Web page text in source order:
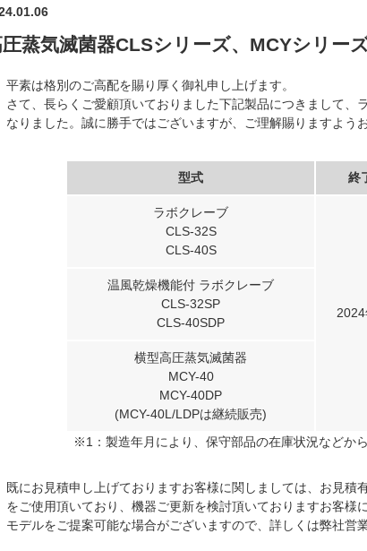
蒸気滅菌器CLSシリーズ、MCYシリー
平素は格別のご高配を賜り厚く御礼申し上げます。
さて、長らくご愛顧頂いておりました下記製品につきまして、
なりました。誠に勝手ではございますが、ご理解賜りますよう
型式 終
ラボクレーブ
CLS-32S
CLS-40S
温風乾燥機能付 ラボクレーブ
CLS-32SP
CLS-40SDP
横型高圧蒸気滅菌器
MCY-40
MCY-40DP
(MCY-40L/LDPは継続販売)
※1：製造年月により、保守部品の在庫状況などか
既にお見積申し上げておりますお客様に関しましては、お見
をご使用頂いており、機器ご更新を検討頂いておりますお客
モデルをご提案可能な場合がございますので、詳しくは弊社営